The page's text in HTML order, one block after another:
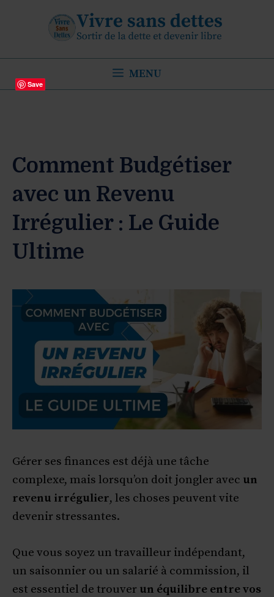
MENU
Comment Budgétiser
avec un Revenu
Irrégulier : Le Guide
Ultime
Gérer ses finances est déjà une tâche
complexe, mais lorsqu’on doit jongler avec un
revenu irrégulier, les choses peuvent vite
devenir stressantes.
Que vous soyez un travailleur indépendant,
un saisonnier ou un salarié à commission, il
est essentiel de trouver un équilibre entre vos
Save